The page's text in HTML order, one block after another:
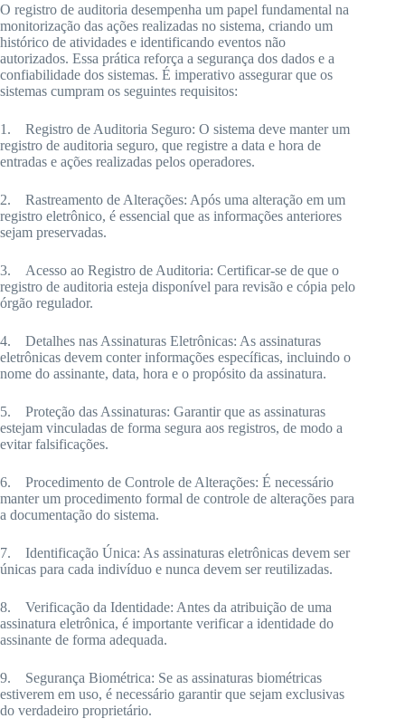
O registro de auditoria desempenha um papel fundamental na
monitorização das ações realizadas no sistema, criando um
histórico de atividades e identificando eventos não
autorizados. Essa prática reforça a segurança dos dados e a
confiabilidade dos sistemas. É imperativo assegurar que os
sistemas cumpram os seguintes requisitos:
1. Registro de Auditoria Seguro: O sistema deve manter um
registro de auditoria seguro, que registre a data e hora de
entradas e ações realizadas pelos operadores.
2. Rastreamento de Alterações: Após uma alteração em um
registro eletrônico, é essencial que as informações anteriores
sejam preservadas.
3. Acesso ao Registro de Auditoria: Certificar-se de que o
registro de auditoria esteja disponível para revisão e cópia pelo
órgão regulador.
4. Detalhes nas Assinaturas Eletrônicas: As assinaturas
eletrônicas devem conter informações específicas, incluindo o
nome do assinante, data, hora e o propósito da assinatura.
5. Proteção das Assinaturas: Garantir que as assinaturas
estejam vinculadas de forma segura aos registros, de modo a
evitar falsificações.
6. Procedimento de Controle de Alterações: É necessário
manter um procedimento formal de controle de alterações para
a documentação do sistema.
7. Identificação Única: As assinaturas eletrônicas devem ser
únicas para cada indivíduo e nunca devem ser reutilizadas.
8. Verificação da Identidade: Antes da atribuição de uma
assinatura eletrônica, é importante verificar a identidade do
assinante de forma adequada.
9. Segurança Biométrica: Se as assinaturas biométricas
estiverem em uso, é necessário garantir que sejam exclusivas
do verdadeiro proprietário.